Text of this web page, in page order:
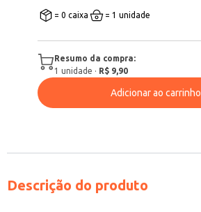
= 0 caixa = 1 unidade
Resumo da compra:
1 unidade · R$ 9,90
Adicionar ao carrinho
Descrição do produto